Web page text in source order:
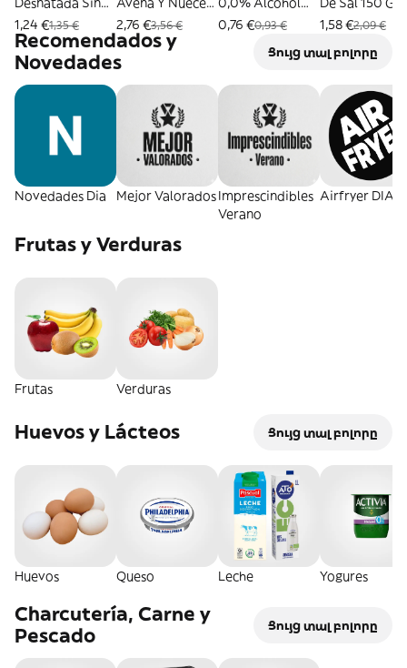
Lactosa Puleva
Botella 1 L
1,24 €1,35 €
Activia Pack 4 X
115 G
2,76 €3,56 €
Mahou 33 Cl
0,76 €0,93 €
1,58 €2,09 €
Recomendados y
Novedades
Ցույց տալ բոլորը
Novedades Dia Mejor ValoradosImprescindibles
Verano
Airfryer DIA
Frutas y Verduras
Frutas Verduras
Huevos y Lácteos Ցույց տալ բոլորը
Huevos Queso Leche Yogures
Charcutería, Carne y
Pescado
Ցույց տալ բոլորը